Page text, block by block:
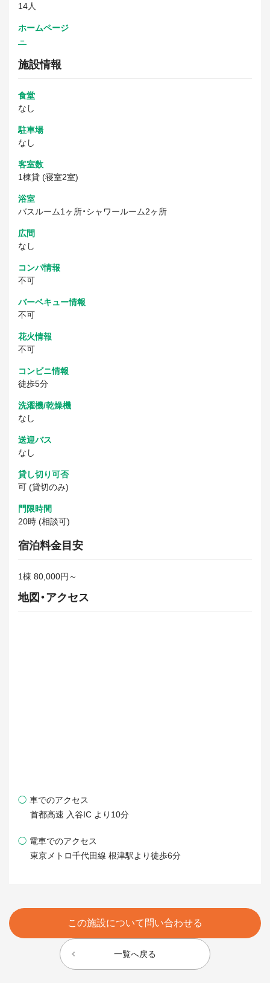
14人
ホームページ
－
施設情報
食堂
なし
駐車場
なし
客室数
1棟貸 (寝室2室)
浴室
バスルーム1ヶ所・シャワールーム2ヶ所
広間
なし
コンパ情報
不可
バーベキュー情報
不可
花火情報
不可
コンビニ情報
徒歩5分
洗濯機/乾燥機
なし
送迎バス
なし
貸し切り可否
可 (貸切のみ)
門限時間
20時 (相談可)
宿泊料金目安
1棟 80,000円～
地図・アクセス
◯ 車でのアクセス
首都高速 入谷IC より10分
◯ 電車でのアクセス
東京メトロ千代田線 根津駅より徒歩6分
一覧へ戻る
この施設について問い合わせる